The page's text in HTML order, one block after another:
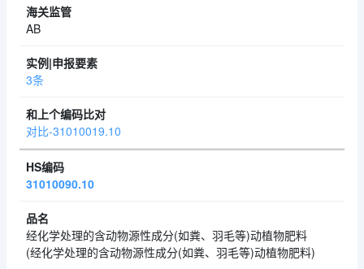
AB
3条
对比-31010019.10
31010090.10
经化学处理的含动物源性成分(如粪、羽毛等)动植物肥料
(经化学处理的含动物源性成分(如粪、羽毛等)动植物肥料)